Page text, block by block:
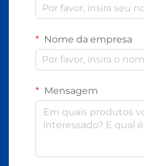
Nome da empresa
Mensagem